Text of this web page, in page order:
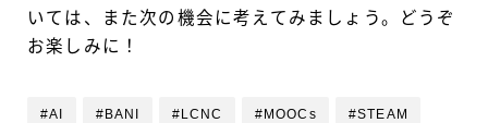
いては、また次の機会に考えてみましょう。どうぞ
お楽しみに！
#AI #BANI #LCNC #MOOCs #STEAM